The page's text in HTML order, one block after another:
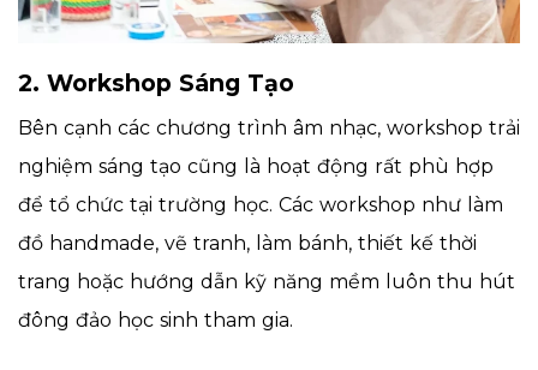
2. Workshop Sáng Tạo
Bên cạnh các chương trình âm nhạc, workshop trải
nghiệm sáng tạo cũng là hoạt động rất phù hợp
để tổ chức tại trường học. Các workshop như làm
đồ handmade, vẽ tranh, làm bánh, thiết kế thời
trang hoặc hướng dẫn kỹ năng mềm luôn thu hút
đông đảo học sinh tham gia.